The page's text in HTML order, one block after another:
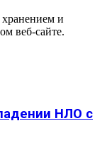
хранением и
веб-сайте.
НЛО с